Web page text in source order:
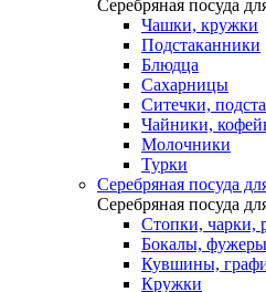
Серебряная посуда
Чашки, кружки
Подстаканники
Блюдца
Сахарницы
Ситечки,
Чайники,
Молочники
Турки
Серебряная посуда
Серебряная посуда
Стопки, чарки,
Бокалы,
Кувшины,
Кружки